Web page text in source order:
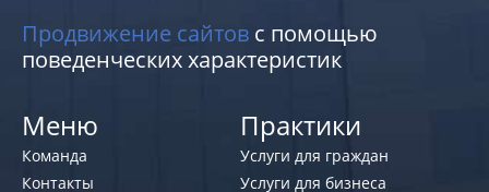
Продвижение сайтов с помощью
поведенческих характеристик
Меню
Команда
Контакты
Практики
Услуги для граждан
Услуги для бизнеса